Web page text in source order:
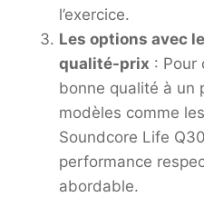
l’exercice.
Les options avec
qualité-prix : Pour
bonne qualité à un
modèles comme
Soundcore Life
performance
abordable.